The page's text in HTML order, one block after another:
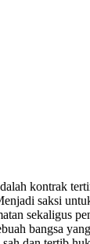
kontrak
saksi
sekaligus
bangsa